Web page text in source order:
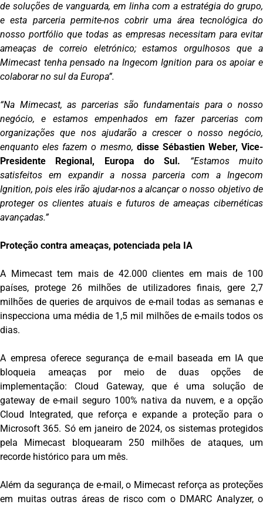
de soluções de vanguarda, em linha com a estratégia do grupo,
e esta parceria permite-nos cobrir uma área tecnológica do
nosso portfólio que todas as empresas necessitam para evitar
ameaças de correio eletrónico; estamos orgulhosos que a
Mimecast tenha pensado na Ingecom Ignition para os apoiar e
colaborar no sul da Europa”.
“Na Mimecast, as parcerias são fundamentais para o nosso
negócio, e estamos empenhados em fazer parcerias com
organizações que nos ajudarão a crescer o nosso negócio,
enquanto eles fazem o mesmo, disse Sébastien Weber, Vice-
Presidente Regional, Europa do Sul. “Estamos muito
satisfeitos em expandir a nossa parceria com a Ingecom
Ignition, pois eles irão ajudar-nos a alcançar o nosso objetivo de
proteger os clientes atuais e futuros de ameaças cibernéticas
avançadas.”
Proteção contra ameaças, potenciada pela IA
A Mimecast tem mais de 42.000 clientes em mais de 100
países, protege 26 milhões de utilizadores finais, gere 2,7
milhões de queries de arquivos de e-mail todas as semanas e
inspecciona uma média de 1,5 mil milhões de e-mails todos os
dias.
A empresa oferece segurança de e-mail baseada em IA que
bloqueia ameaças por meio de duas opções de
implementação: Cloud Gateway, que é uma solução de
gateway de e-mail seguro 100% nativa da nuvem, e a opção
Cloud Integrated, que reforça e expande a proteção para o
Microsoft 365. Só em janeiro de 2024, os sistemas protegidos
pela Mimecast bloquearam 250 milhões de ataques, um
recorde histórico para um mês.
Além da segurança de e-mail, o Mimecast reforça as proteções
em muitas outras áreas de risco com o DMARC Analyzer, o